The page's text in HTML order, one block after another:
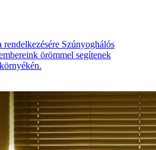
Szúnyoghálós
örömmel segítenek